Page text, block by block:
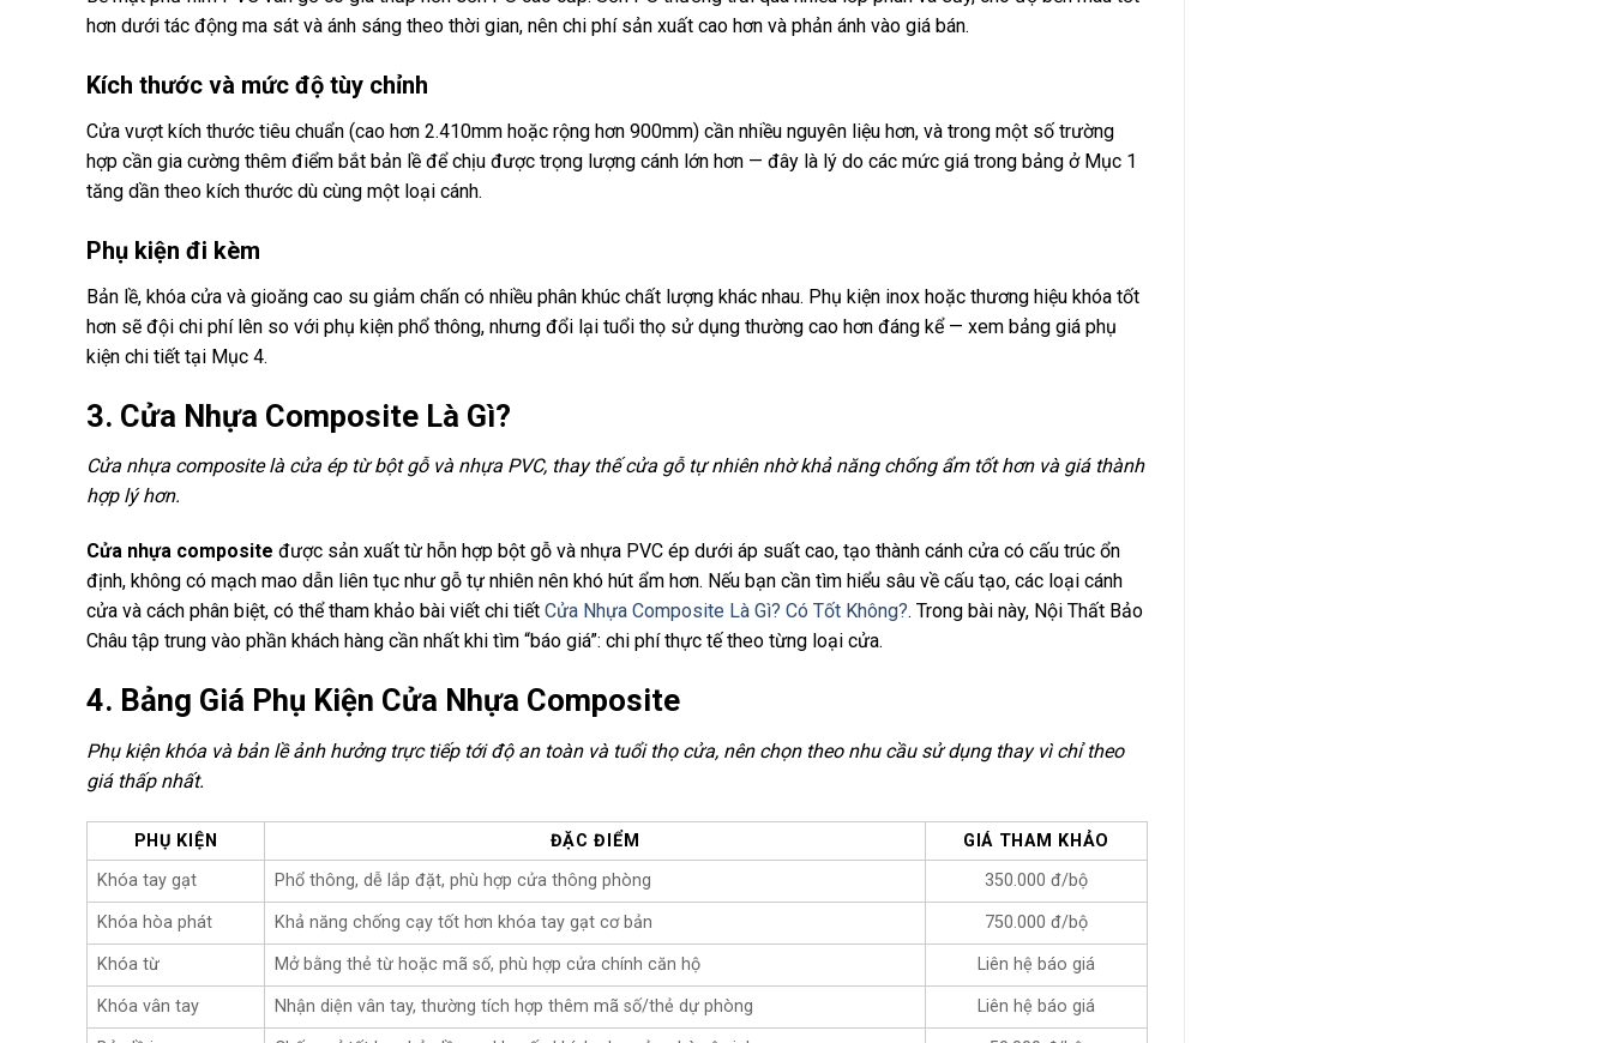
hơn dưới tác động ma sát và ánh sáng theo thời gian, nên chi phí sản xuất cao hơn và phản ánh vào giá bán.
Kích thước và mức độ tùy chỉnh
Cửa vượt kích thước tiêu chuẩn (cao hơn 2.410mm hoặc rộng hơn 900mm) cần nhiều nguyên liệu hơn, và trong một số trường
hợp cần gia cường thêm điểm bắt bản lề để chịu được trọng lượng cánh lớn hơn — đây là lý do các mức giá trong bảng ở Mục 1
tăng dần theo kích thước dù cùng một loại cánh.
Phụ kiện đi kèm
Bản lề, khóa cửa và gioăng cao su giảm chấn có nhiều phân khúc chất lượng khác nhau. Phụ kiện inox hoặc thương hiệu khóa tốt
hơn sẽ đội chi phí lên so với phụ kiện phổ thông, nhưng đổi lại tuổi thọ sử dụng thường cao hơn đáng kể — xem bảng giá phụ
kiện chi tiết tại Mục 4.
3. Cửa Nhựa Composite Là Gì?
Cửa nhựa composite là cửa ép từ bột gỗ và nhựa PVC, thay thế cửa gỗ tự nhiên nhờ khả năng chống ẩm tốt hơn và giá thành
hợp lý hơn.
Cửa nhựa composite được sản xuất từ hỗn hợp bột gỗ và nhựa PVC ép dưới áp suất cao, tạo thành cánh cửa có cấu trúc ổn
định, không có mạch mao dẫn liên tục như gỗ tự nhiên nên khó hút ẩm hơn. Nếu bạn cần tìm hiểu sâu về cấu tạo, các loại cánh
cửa và cách phân biệt, có thể tham khảo bài viết chi tiết Cửa Nhựa Composite Là Gì? Có Tốt Không?. Trong bài này, Nội Thất Bảo
Châu tập trung vào phần khách hàng cần nhất khi tìm “báo giá”: chi phí thực tế theo từng loại cửa.
4. Bảng Giá Phụ Kiện Cửa Nhựa Composite
Phụ kiện khóa và bản lề ảnh hưởng trực tiếp tới độ an toàn và tuổi thọ cửa, nên chọn theo nhu cầu sử dụng thay vì chỉ theo
giá thấp nhất.
PHỤ KIỆN ĐẶC ĐIỂM
GIÁ THAM KHẢO
Khóa tay gạt
Phổ thông, dễ lắp đặt, phù hợp cửa thông phòng 350.000 đ/bộ
Khóa hòa phát Khả năng chống cạy tốt hơn khóa tay gạt cơ bản 750.000 đ/bộ
Khóa từ Mở bằng thẻ từ hoặc mã số, phù hợp cửa chính căn hộ Liên hệ báo giá
Khóa vân tay Nhận diện vân tay, thường tích hợp thêm mã số/thẻ dự phòng Liên hệ báo giá